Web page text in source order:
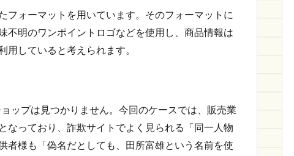
フォーマットを用いています。そのフォーマットに
不明のワンポイントロゴなどを使用し、商品情報は
していると考えられます。
ップは見つかりません。今回のケースでは、販売業
なっており、詐欺サイトでよく見られる「同一人物
者様も「偽名だとしても、田所富雄という名前を使